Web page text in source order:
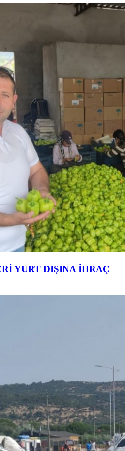
YURT DIŞINA İHRAÇ